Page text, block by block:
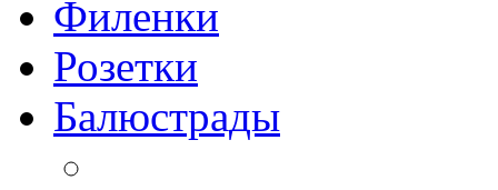
Филенки
Розетки
Балюстрады